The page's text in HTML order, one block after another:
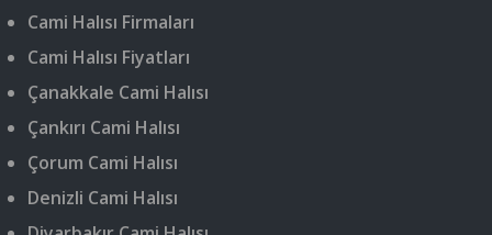
Cami Halısı Firmaları
Cami Halısı Fiyatları
Çanakkale Cami Halısı
Çankırı Cami Halısı
Çorum Cami Halısı
Denizli Cami Halısı